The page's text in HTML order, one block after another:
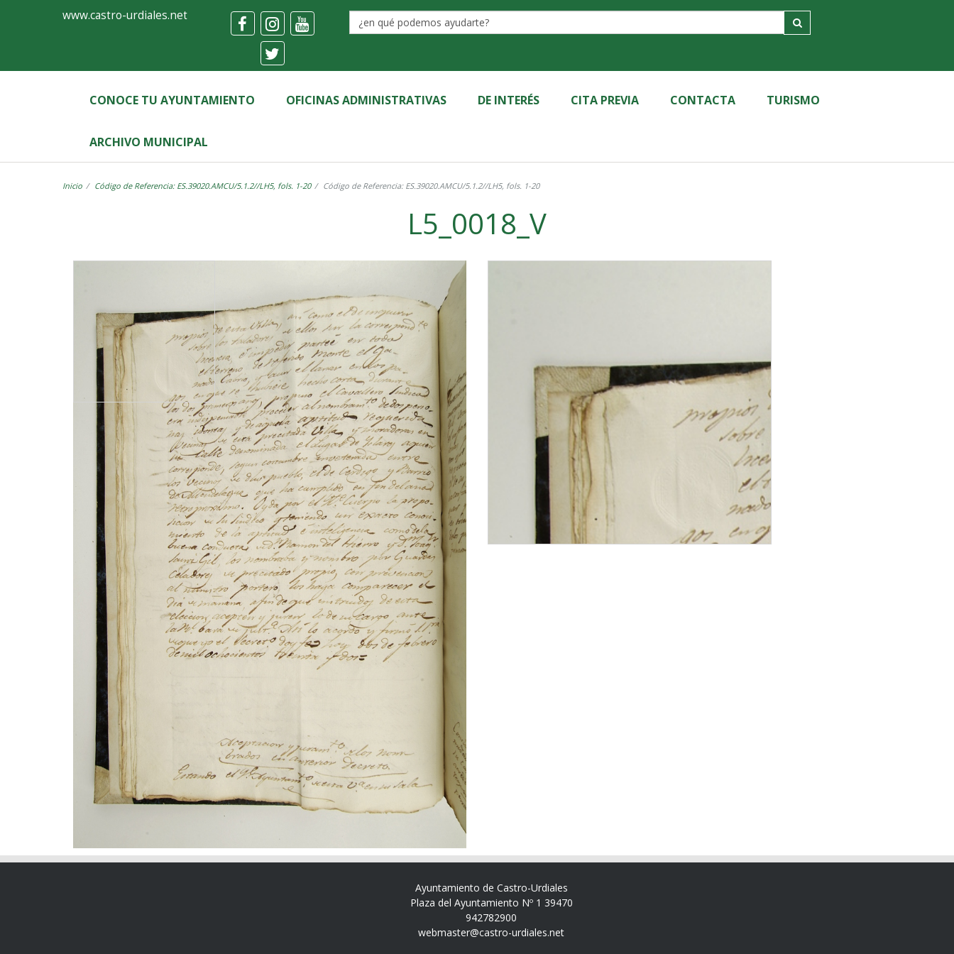
Ayuntamiento
Castro-
Urdiales
www.castro-urdiales.net
CONOCE TU AYUNTAMIENTO OFICINAS ADMINISTRATIVAS DE INTERÉS CITA PREVIA CONTACTA TURISMO
ARCHIVO MUNICIPAL
Inicio Código de Referencia: ES.39020.AMCU/5.1.2//LH5, fols. 1-20 Código de Referencia: ES.39020.AMCU/5.1.2//LH5, fols. 1-20
L5_0018_V
Ayuntamiento de Castro-Urdiales
Plaza del Ayuntamiento Nº 1 39470
942782900
webmaster@castro-urdiales.net